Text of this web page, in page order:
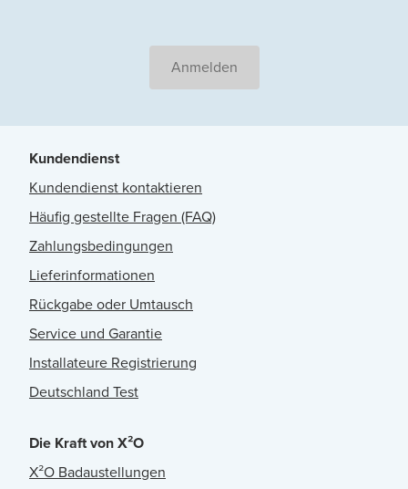
Anmelden
Kundendienst
Kundendienst kontaktieren
Häufig gestellte Fragen (FAQ)
Zahlungsbedingungen
Lieferinformationen
Rückgabe oder Umtausch
Service und Garantie
Installateure Registrierung
Deutschland Test
Die Kraft von X²O
X²O Badaustellungen